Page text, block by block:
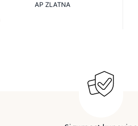
AP ZLATNA